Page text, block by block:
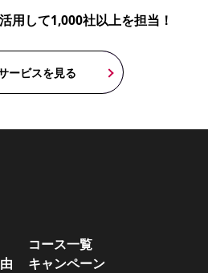
用して1,000社以上を担当！
ービスを見る
コース一覧
キャンペーン